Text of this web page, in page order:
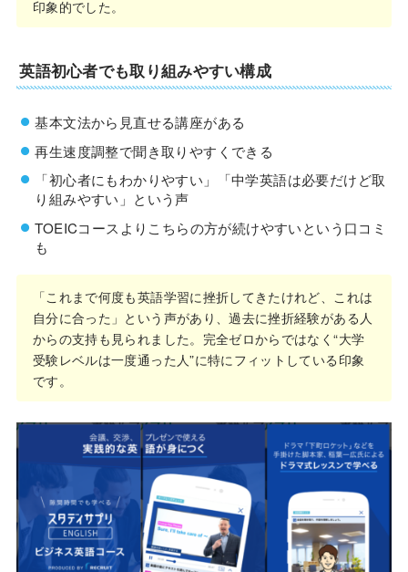
印象的でした。
英語初心者でも取り組みやすい構成
基本文法から見直せる講座がある
再生速度調整で聞き取りやすくできる
「初心者にもわかりやすい」「中学英語は必要だけど取
り組みやすい」という声
TOEICコースよりこちらの方が続けやすいという口コミ
も
「これまで何度も英語学習に挫折してきたけれど、これは
自分に合った」という声があり、過去に挫折経験がある人
からの支持も見られました。完全ゼロからではなく“大学
受験レベルは一度通った人”に特にフィットしている印象
です。